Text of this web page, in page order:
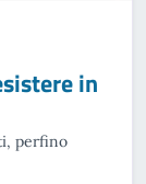
in
perfino